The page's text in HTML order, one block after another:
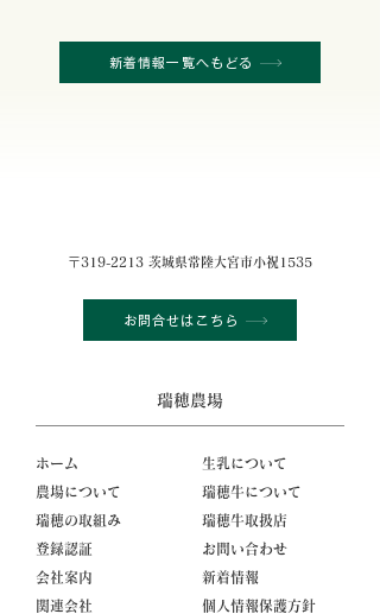
新着情報一覧へもどる
〒319-2213 茨城県常陸大宮市小祝1535
お問合せはこちら
瑞穂農場
ホーム
農場について
瑞穂の取組み
登録認証
会社案内
関連会社
生乳について
瑞穂牛について
瑞穂牛取扱店
お問い合わせ
新着情報
個人情報保護方針